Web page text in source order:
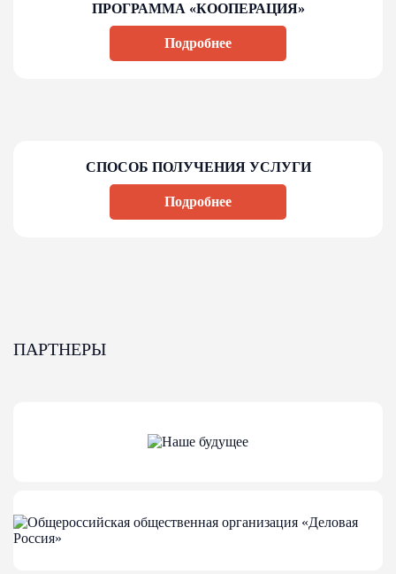
ПРОГРАММА «КООПЕРАЦИЯ»
Подробнее
СПОСОБ ПОЛУЧЕНИЯ УСЛУГИ
Подробнее
ПАРТНЕРЫ